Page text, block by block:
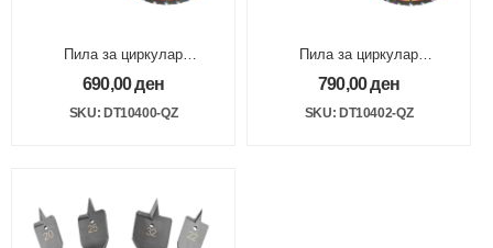
Пила за циркулар
165х20mm 24Z EliteSeries
690,00ден
SKU: DT10400-QZ
Пила за циркулар
190х30mm 24Z EliteSeries
790,00ден
SKU: DT10402-QZ